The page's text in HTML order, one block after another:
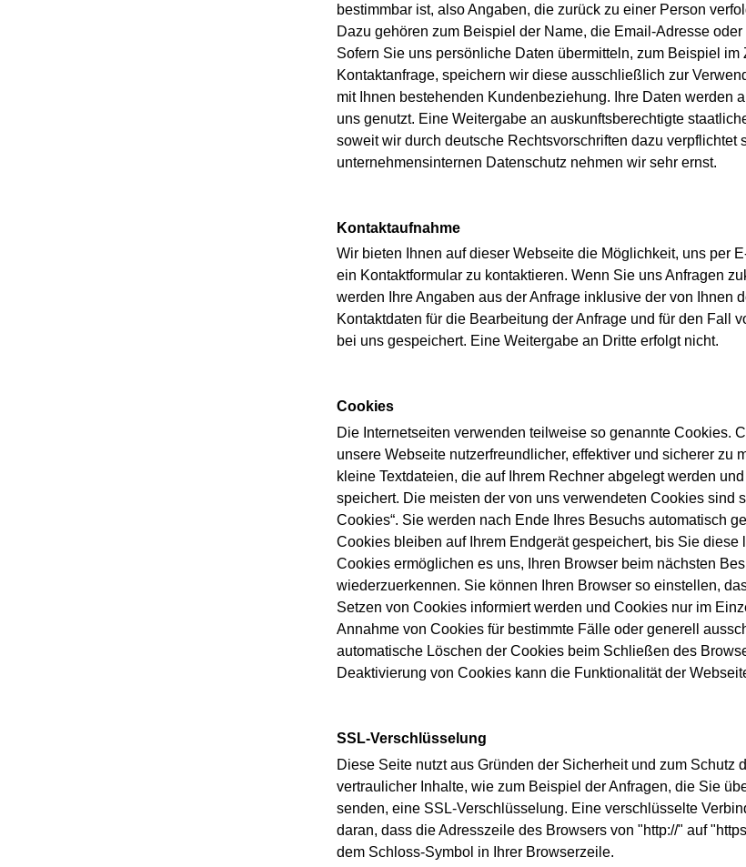
bestimmbar ist, also Angaben, die zurück zu einer Person
Dazu gehören zum Beispiel der Name, die Email-Adresse oder
Sofern Sie uns persönliche Daten übermitteln, zum Beispiel im
Kontaktanfrage, speichern wir diese ausschließlich zur
mit Ihnen bestehenden Kundenbeziehung. Ihre Daten werden
uns genutzt. Eine Weitergabe an auskunftsberechtigte
soweit wir durch deutsche Rechtsvorschriften dazu verpflichtet
unternehmensinternen Datenschutz nehmen wir sehr ernst.
Kontaktaufnahme
Wir bieten Ihnen auf dieser Webseite die Möglichkeit, uns per
ein Kontaktformular zu kontaktieren. Wenn Sie uns Anfragen
werden Ihre Angaben aus der Anfrage inklusive der von Ihnen
Kontaktdaten für die Bearbeitung der Anfrage und für den Fall
bei uns gespeichert. Eine Weitergabe an Dritte erfolgt nicht.
Cookies
Die Internetseiten verwenden teilweise so genannte Cookies.
unsere Webseite nutzerfreundlicher, effektiver und sicherer zu
kleine Textdateien, die auf Ihrem Rechner abgelegt werden
speichert. Die meisten der von uns verwendeten Cookies sind
Cookies“. Sie werden nach Ende Ihres Besuchs automatisch
Cookies bleiben auf Ihrem Endgerät gespeichert, bis Sie diese
Cookies ermöglichen es uns, Ihren Browser beim nächsten
wiederzuerkennen. Sie können Ihren Browser so einstellen,
Setzen von Cookies informiert werden und Cookies nur im
Annahme von Cookies für bestimmte Fälle oder generell
automatische Löschen der Cookies beim Schließen des
Deaktivierung von Cookies kann die Funktionalität der
SSL-Verschlüsselung
Diese Seite nutzt aus Gründen der Sicherheit und zum Schutz
vertraulicher Inhalte, wie zum Beispiel der Anfragen, die Sie
senden, eine SSL-Verschlüsselung. Eine verschlüsselte
daran, dass die Adresszeile des Browsers von "http://" auf
dem Schloss-Symbol in Ihrer Browserzeile.